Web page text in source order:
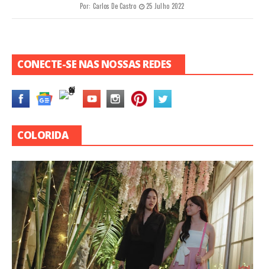
Por: Carlos De Castro 25 Julho 2022
CONECTE-SE NAS NOSSAS REDES
COLORIDA